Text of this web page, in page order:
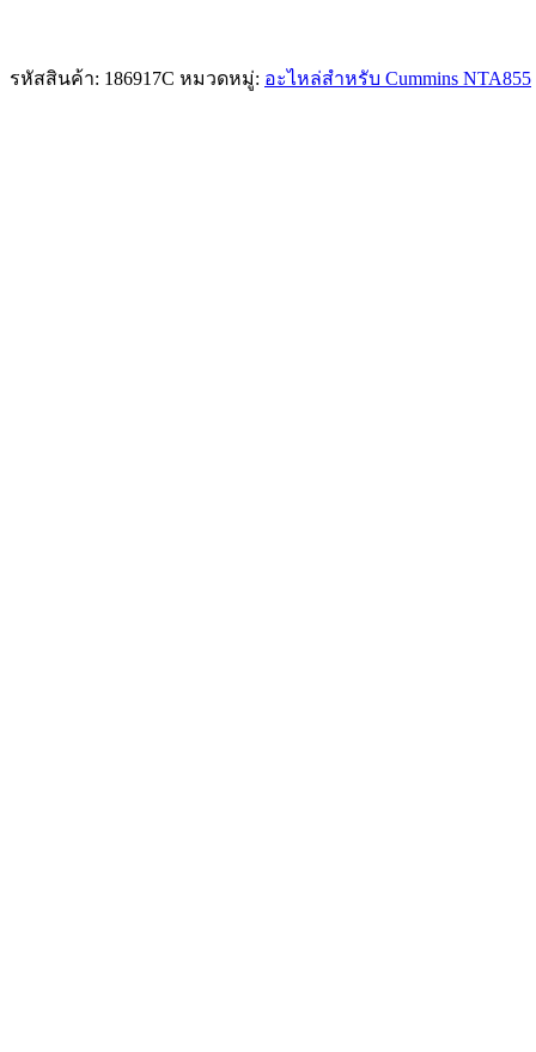
รหัสสินค้า: 186917C หมวดหมู่: อะไหล่สำหรับ Cummins NTA855